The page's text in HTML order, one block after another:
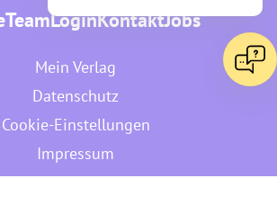
TeamLoginKontaktJobs
Mein Verlag
Datenschutz
Cookie-Einstellungen
Impressum
AGB